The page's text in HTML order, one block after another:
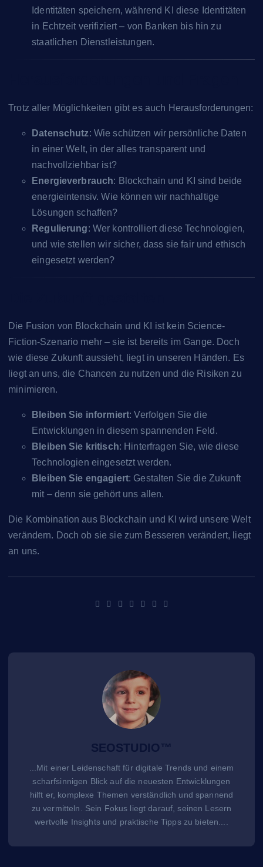
Identitäten speichern, während KI diese Identitäten
in Echtzeit verifiziert – von Banken bis hin zu
staatlichen Dienstleistungen.
Trotz aller Möglichkeiten gibt es auch Herausforderungen:
Datenschutz: Wie schützen wir persönliche Daten
in einer Welt, in der alles transparent und
nachvollziehbar ist?
Energieverbrauch: Blockchain und KI sind beide
energieintensiv. Wie können wir nachhaltige
Lösungen schaffen?
Regulierung: Wer kontrolliert diese Technologien,
und wie stellen wir sicher, dass sie fair und ethisch
eingesetzt werden?
Die Fusion von Blockchain und KI ist kein Science-
Fiction-Szenario mehr – sie ist bereits im Gange. Doch
wie diese Zukunft aussieht, liegt in unseren Händen. Es
liegt an uns, die Chancen zu nutzen und die Risiken zu
minimieren.
Bleiben Sie informiert: Verfolgen Sie die
Entwicklungen in diesem spannenden Feld.
Bleiben Sie kritisch: Hinterfragen Sie, wie diese
Technologien eingesetzt werden.
Bleiben Sie engagiert: Gestalten Sie die Zukunft
mit – denn sie gehört uns allen.
Die Kombination aus Blockchain und KI wird unsere Welt
verändern. Doch ob sie sie zum Besseren verändert, liegt
an uns.
SEOSTUDIO™
...Mit einer Leidenschaft für digitale Trends und einem
scharfsinnigen Blick auf die neuesten Entwicklungen
hilft er, komplexe Themen verständlich und spannend
zu vermitteln. Sein Fokus liegt darauf, seinen Lesern
wertvolle Insights und praktische Tipps zu bieten....